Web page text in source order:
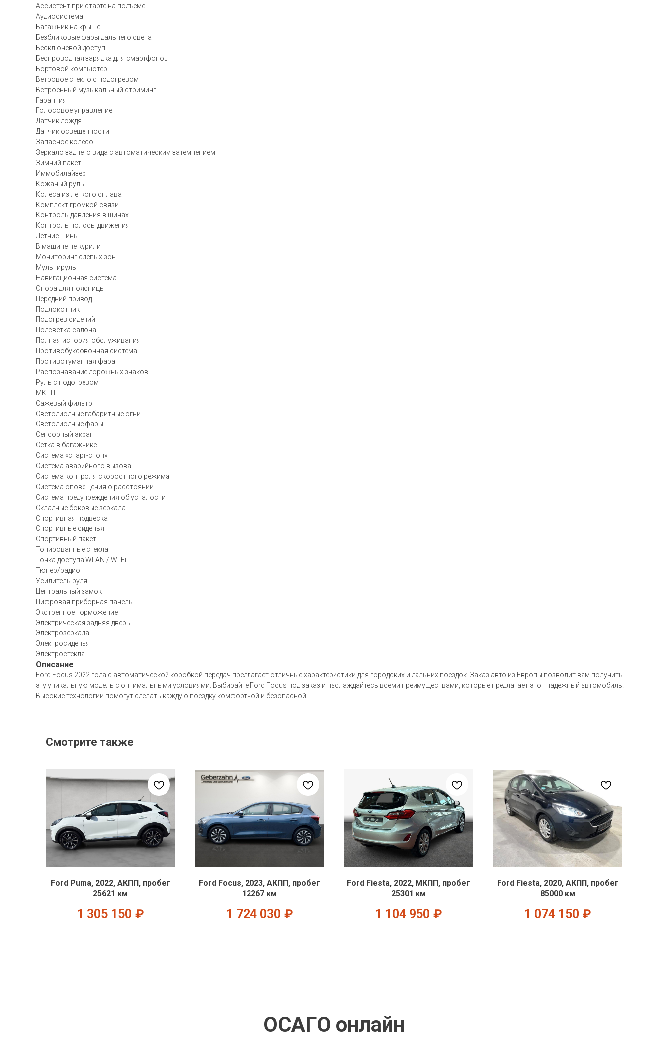
Ассистент при старте на подъеме
Аудиосистема
Багажник на крыше
Безбликовые фары дальнего света
Бесключевой доступ
Беспроводная зарядка для смартфонов
Бортовой компьютер
Ветровое стекло с подогревом
Встроенный музыкальный стриминг
Гарантия
Голосовое управление
Датчик дождя
Датчик освещенности
Запасное колесо
Зеркало заднего вида с автоматическим затемнением
Зимний пакет
Иммобилайзер
Кожаный руль
Колеса из легкого сплава
Комплект громкой связи
Контроль давления в шинах
Контроль полосы движения
Летние шины
В машине не курили
Мониторинг слепых зон
Мультируль
Навигационная система
Опора для поясницы
Передний привод
Подлокотник
Подогрев сидений
Подсветка салона
Полная история обслуживания
Противобуксовочная система
Противотуманная фара
Распознавание дорожных знаков
Руль с подогревом
МКПП
Сажевый фильтр
Светодиодные габаритные огни
Светодиодные фары
Сенсорный экран
Сетка в багажнике
Система «старт-стоп»
Система аварийного вызова
Система контроля скоростного режима
Система оповещения о расстоянии
Система предупреждения об усталости
Складные боковые зеркала
Спортивная подвеска
Спортивные сиденья
Спортивный пакет
Тонированные стекла
Точка доступа WLAN / Wi-Fi
Тюнер/радио
Усилитель руля
Центральный замок
Цифровая приборная панель
Экстренное торможение
Электрическая задняя дверь
Электрозеркала
Электросиденья
Электростекла
Описание
Ford Focus 2022 года с автоматической коробкой передач предлагает отличные характеристики для городских и дальних поездок. Заказ авто из Европы позволит вам получить
эту уникальную модель с оптимальными условиями. Выбирайте Ford Focus под заказ и наслаждайтесь всеми преимуществами, которые предлагает этот надежный автомобиль.
Высокие технологии помогут сделать каждую поездку комфортной и безопасной.
Смотрите также
Ford Puma, 2022, АКПП, пробег
25621 км
1 305 150 ₽
Ford Focus, 2023, АКПП, пробег
12267 км
1 724 030 ₽
Ford Fiesta, 2022, МКПП, пробег
25301 км
1 104 950 ₽
Ford Fiesta, 2020, АКПП, пробег
85000 км
1 074 150 ₽
ОСАГО онлайн